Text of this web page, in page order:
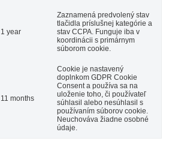
1 year
Zaznamená predvolený stav
tlačidla príslušnej kategórie a
stav CCPA. Funguje iba v
koordinácii s primárnym
súborom cookie.
11 months
Cookie je nastavený
doplnkom GDPR Cookie
Consent a používa sa na
uloženie toho, či používateľ
súhlasil alebo nesúhlasil s
používaním súborov cookie.
Neuchováva žiadne osobné
údaje.